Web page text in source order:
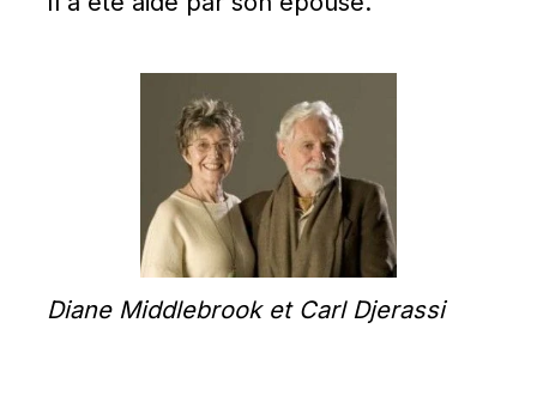
Diane Middlebrook et Carl Djerassi